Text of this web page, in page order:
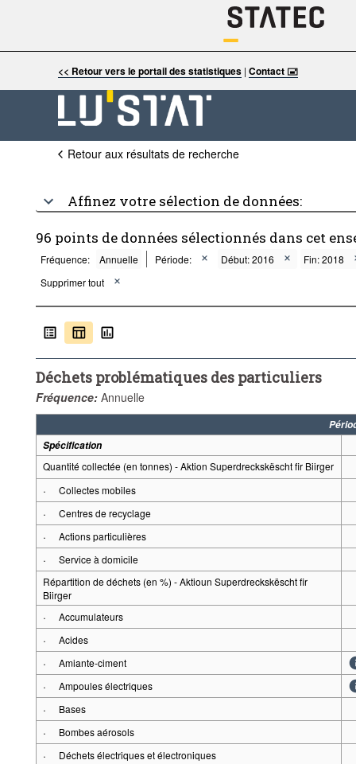
<< Retour vers le portail des statistiques |Contact 🖃
Retour aux résultats de recherche
Affinez votre sélection de données:
96 points de données sélectionnés dans cet
Fréquence: Annuelle Période: Début: 2016
Fin: 2018
Supprimer tout
Déchets problématiques des particuliers
Fréquence: Annuelle
Spécification
Quantité collectée (en tonnes) - Aktion Superdreckskëscht fir Biirger
· Collectes mobiles
· Centres de recyclage
· Actions particulières
·
Service à domicile
Répartition de déchets (en %) - Aktioun Superdreckskëscht fir
Biirger
· Accumulateurs
· Acides
· Amiante-ciment
· Ampoules électriques
· Bases
· Bombes aérosols
· Déchets électriques et électroniques